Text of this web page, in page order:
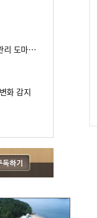
“회수용봉투 기표된 용지는 사무원 실수” 경찰 결론에 선관위 부실 투표관리 도마(종합)
화 감지